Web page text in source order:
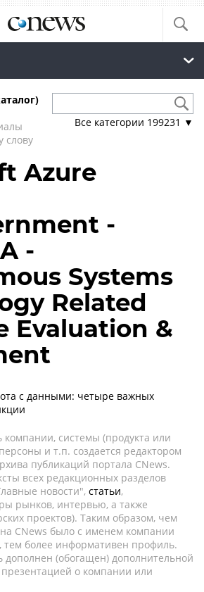
слову
Все категории 199231 ▼
Azure
-
-
Systems
Related
Evaluation &
с данными: четыре важных
системы (продукта или
и т.п. создается редактором
публикаций портала CNews.
всех редакционных разделов
новости", статьи,
рынков, интервью, а также
проектов). Таким образом, чем
CNews было с именем компании
тем более информативен профиль.
(обогащен) дополнительной
о компании или